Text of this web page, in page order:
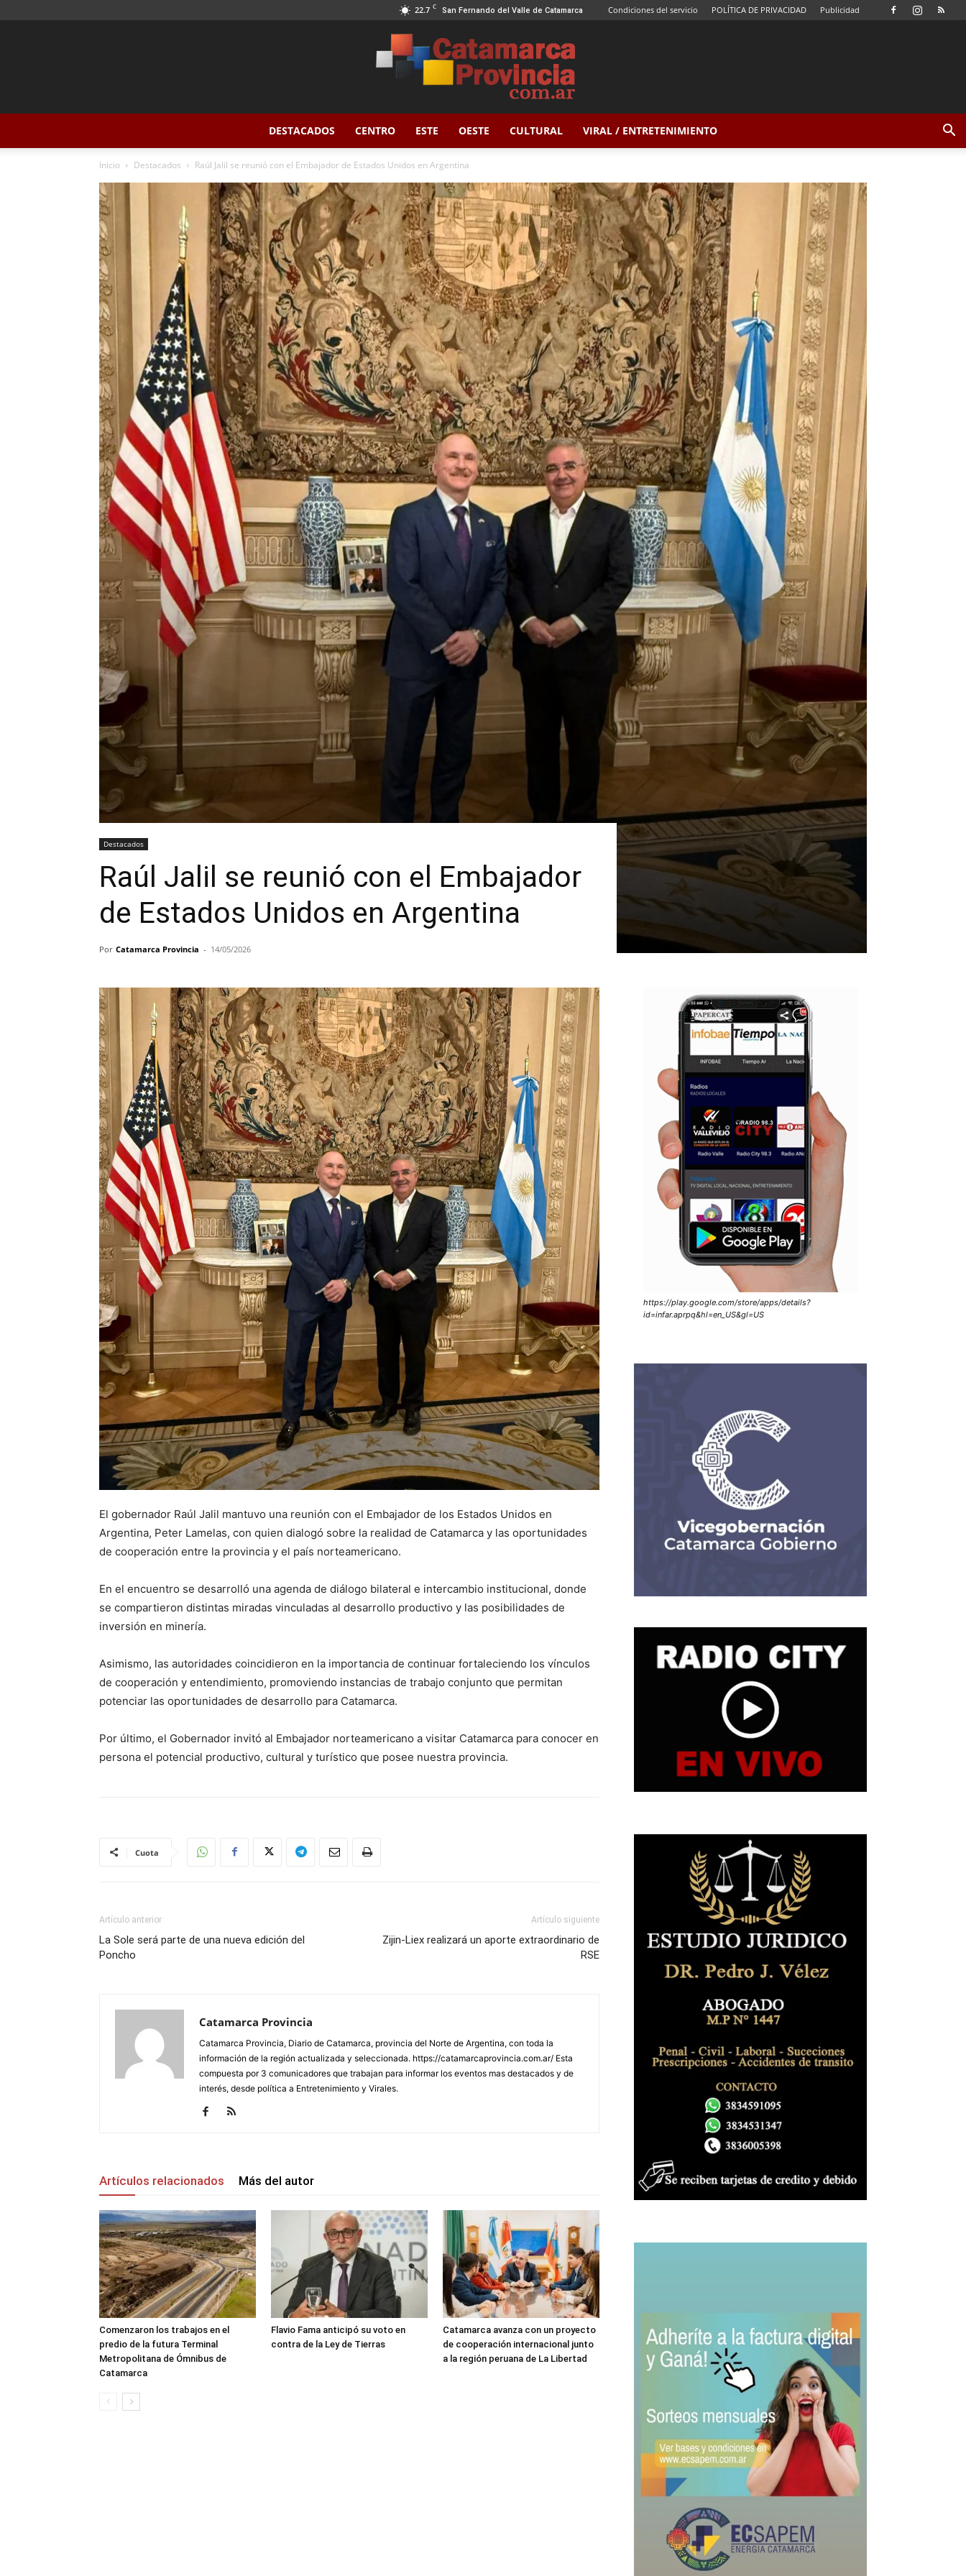
22.7 C San Fernando del Valle de Catamarca Condiciones del servicio POLÍTICA DE PRIVACIDAD Publicidad
Catamarca
Provincia
DESTACADOS CENTRO ESTE OESTE CULTURAL VIRAL / ENTRETENIMIENTO
Inicio Destacados Raúl Jalil se reunió con el Embajador de Estados Unidos en Argentina
Destacados
Raúl Jalil se reunió con el Embajador
de Estados Unidos en Argentina
Por Catamarca Provincia - 14/05/2026
El gobernador Raúl Jalil mantuvo una reunión con el Embajador de los Estados Unidos en
Argentina, Peter Lamelas, con quien dialogó sobre la realidad de Catamarca y las oportunidades
de cooperación entre la provincia y el país norteamericano.
En el encuentro se desarrolló una agenda de diálogo bilateral e intercambio institucional, donde
se compartieron distintas miradas vinculadas al desarrollo productivo y las posibilidades de
inversión en minería.
Asimismo, las autoridades coincidieron en la importancia de continuar fortaleciendo los vínculos
de cooperación y entendimiento, promoviendo instancias de trabajo conjunto que permitan
potenciar las oportunidades de desarrollo para Catamarca.
Por último, el Gobernador invitó al Embajador norteamericano a visitar Catamarca para conocer en
persona el potencial productivo, cultural y turístico que posee nuestra provincia.
Cuota
Artículo anterior
La Sole será parte de una nueva edición del
Poncho
Artículo siguiente
Zijin-Liex realizará un aporte extraordinario de
RSE
Catamarca Provincia
Catamarca Provincia, Diario de Catamarca, provincia del Norte de Argentina, con toda la
información de la región actualizada y seleccionada. https://catamarcaprovincia.com.ar/ Esta
compuesta por 3 comunicadores que trabajan para informar los eventos mas destacados y de
interés, desde política a Entretenimiento y Virales.
Artículos relacionados Más del autor
Comenzaron los trabajos en el
predio de la futura Terminal
Metropolitana de Ómnibus de
Catamarca
Flavio Fama anticipó su voto en
contra de la Ley de Tierras
Catamarca avanza con un proyecto
de cooperación internacional junto
a la región peruana de La Libertad
https://play.google.com/store/apps/details?
id=infar.aprpq&hl=en_US&gl=US